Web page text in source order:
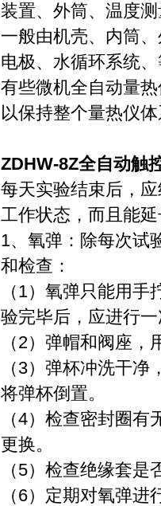
装置、外筒、温度
一般由机壳、内筒
电极、水循环系统
有些微机全自动量
以保持整个量热仪
ZDHW-8Z全自动触
每天实验结束后，
工作状态，而且能
1、氧弹：除每次试
和检查：
（1）氧弹只能用
验完毕后，应进行
（2）弹帽和阀座
（3）弹杯冲洗干
将弹杯倒置。
（4）检查密封圈
更换。
（5）检查绝缘套
（6）定期对氧弹